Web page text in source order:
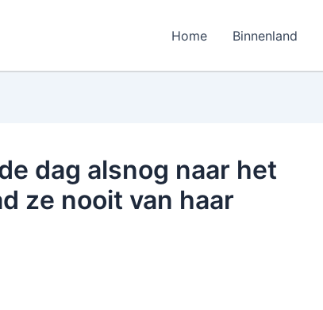
Home Binnenland
dag alsnog naar het
ze nooit van haar